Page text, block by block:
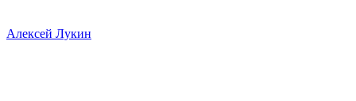
Алексей Лукин